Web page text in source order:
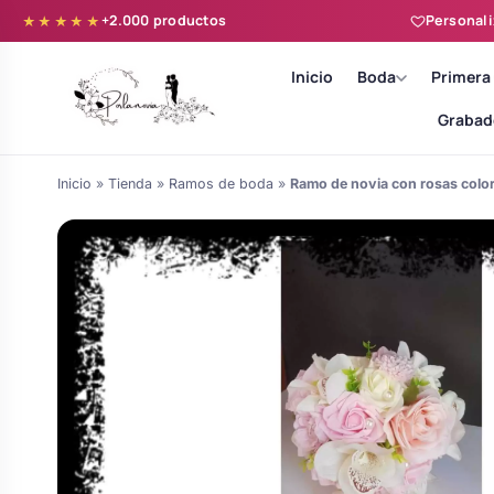
★★★★★+2.000 productos
Inicio Boda
novia y zapatillas
personalizadas
de boda
Árboles de Huellas para Primera
Comunión
Batas de comunión personalizadas
para niña
Inicio » Tienda » Ramos de boda » Ramo de novia con rosas